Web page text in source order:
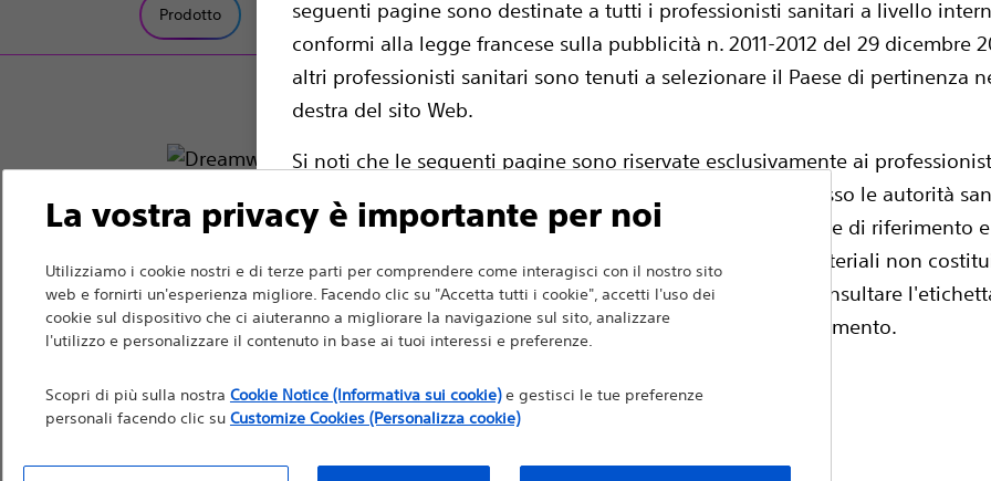
seguenti pagine sono destinate a tutti i professionisti sanitari a livello
conformi alla legge francese sulla pubblicità n. 2011-2012 del 29 dicembre
altri professionisti sanitari sono tenuti a selezionare il Paese di pertinenza
destra del sito Web.
Si noti che le seguenti pagine sono riservate esclusivamente ai
i quali esistono le necessarie registrazioni dei prodotti presso le autorità
Nella misura in cui questo sito contiene informazioni, guide di riferimento
all'uso da parte di professionisti medici autorizzati, tali materiali non
raccomandazioni mediche professionali. Prima dell'uso consultare
per informazioni di prescrizione e istruzioni per il funzionamento.
Prodotto Specifiche tecniche
Il filoguida ad alto rendimento Dreamwire
Tip™ da 10 cm progettata per un accesso
Glide™ favorisce un tracciamento
Confrontare Filiguida
La vostra privacy è importante per noi
Utilizziamo i cookie nostri e di terze parti per comprendere come interagisci con il nostro sito
web e fornirti un'esperienza migliore. Facendo clic su "Accetta tutti i cookie", accetti l'uso dei
cookie sul dispositivo che ci aiuteranno a migliorare la navigazione sul sito, analizzare
l'utilizzo e personalizzare il contenuto in base ai tuoi interessi e preferenze.
Scopri di più sulla nostra Cookie Notice (Informativa sui cookie)e gestisci le tue preferenze
personali facendo clic su Customize Cookies (Personalizza cookie)